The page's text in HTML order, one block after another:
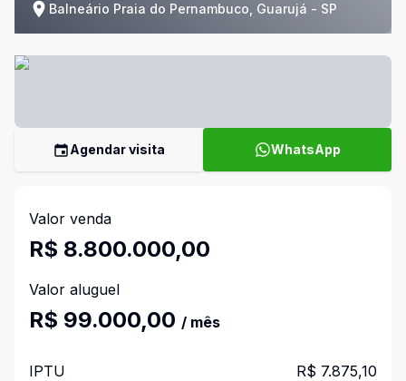
Balneário Praia do Pernambuco, Guarujá - SP
Agendar visita WhatsApp
Valor venda
R$ 8.800.000,00
Valor aluguel
R$ 99.000,00 / mês
IPTU R$ 7.875,10